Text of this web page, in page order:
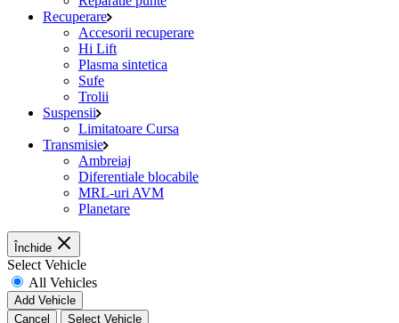
Recuperare
Accesorii recuperare
Hi Lift
Plasma sintetica
Sufe
Trolii
Suspensii
Limitatoare Cursa
Transmisie
Ambreiaj
Diferentiale blocabile
MRL-uri AVM
Planetare
Închide
Select Vehicle
All Vehicles
Add Vehicle
Cancel
Select Vehicle